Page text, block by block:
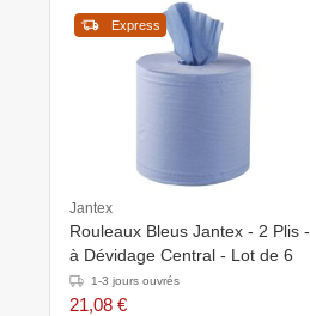
Express
Jantex
Rouleaux Bleus Jantex - 2 Plis -
à Dévidage Central - Lot de 6
1-3 jours ouvrés
21,08 €